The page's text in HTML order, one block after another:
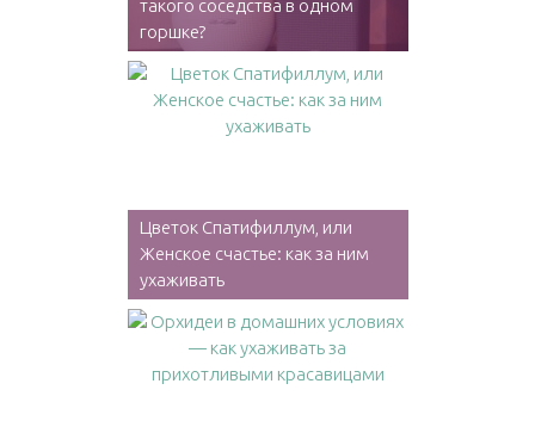
такого соседства в одном
горшке?
Цветок Спатифиллум, или
Женское счастье: как за ним
ухаживать